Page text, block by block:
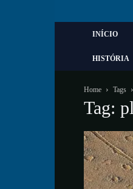
INÍCIO
HISTÓRIA
Home Tags
Tag: